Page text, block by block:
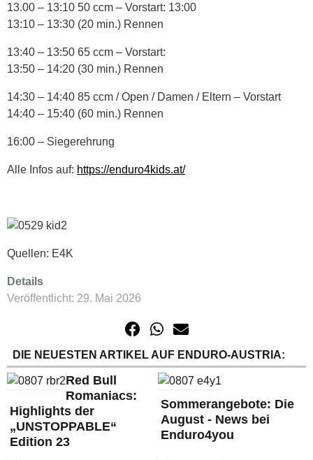
13.00 – 13:10 50 ccm – Vorstart: 13:00
13:10 – 13:30 (20 min.) Rennen
13:40 – 13:50 65 ccm – Vorstart:
13:50 – 14:20 (30 min.) Rennen
14:30 – 14:40 85 ccm / Open / Damen / Eltern – Vorstart
14:40 – 15:40 (60 min.) Rennen
16:00 – Siegerehrung
Alle Infos auf: https://enduro4kids.at/
Quellen: E4K
Details
Veröffentlicht: 29. Mai 2026
DIE NEUESTEN ARTIKEL AUF ENDURO-AUSTRIA:
Red Bull
Romaniacs:
Highlights der
„UNSTOPPABLE“
Edition 23
Sommerangebote: Die
August - News bei
Enduro4you